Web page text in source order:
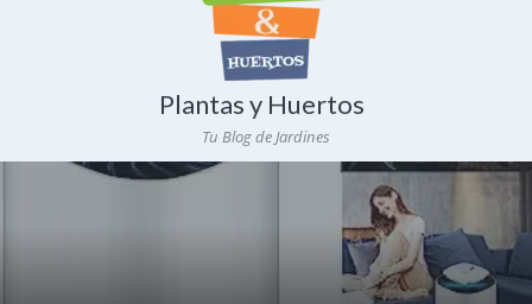
Plantas y Huertos
Tu Blog de Jardines